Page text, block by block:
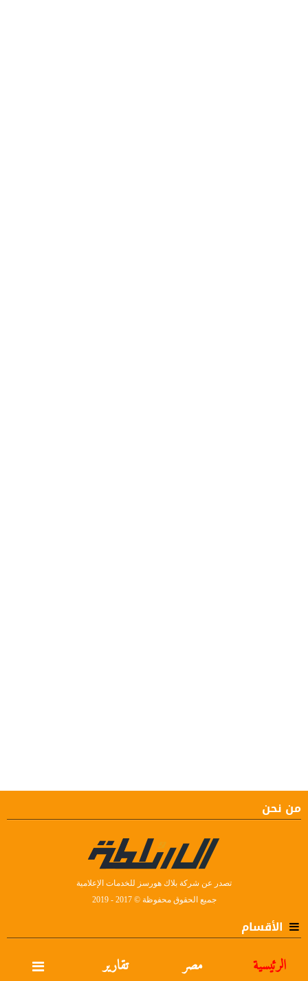
من نحن
تصدر عن شركة بلاك هورسز للخدمات الإعلامية
جميع الحقوق محفوظة © 2017 - 2019
الأقسام
الرئيسية مصر تقارير